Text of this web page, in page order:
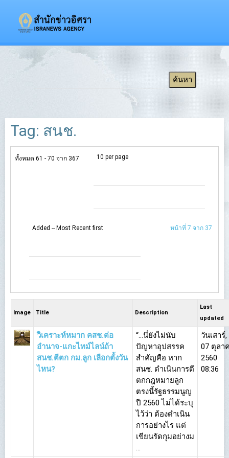
Tag: สนช.
ทั้งหมด 61 - 70 จาก 367 10 per page
Added -- Most Recent first หน้าที่ 7 จาก 37
Image Title Description
Last
updated
วิเคราะห์หมาก คสช.ต่อ
อำนาจ-แกะไทม์ไลน์ถ้า
สนช.ตีตก กม.ลูก เลือกตั้งวัน
ไหน?
“…นี่ยังไม่นับ
ปัญหาอุปสรรค
สำคัญคือ หาก
สนช. ดำเนินการตี
ตกกฎหมายลูก
ตรงนี้รัฐธรรมนูญ
ปี 2560 ไม่ได้ระบุ
ไว้ว่า ต้องดำเนิน
การอย่างไร แต่
เขียนรัดกุมอย่างม
...
วันเสาร์,
07 ตุลา
2560
08:36